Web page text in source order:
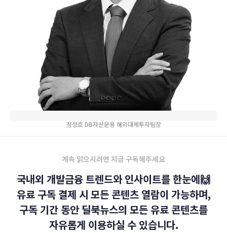
정성호 DB자산운용 해외대체투자팀장
계속 읽으시려면 지금 구독해주세요
국내외 개발금융 트렌드와 인사이트를 한눈에🙌
유료 구독 결제 시 모든 콘텐츠 열람이 가능하며,
구독 기간 동안 딜북뉴스의 모든 유료 콘텐츠를
자유롭게 이용하실 수 있습니다.